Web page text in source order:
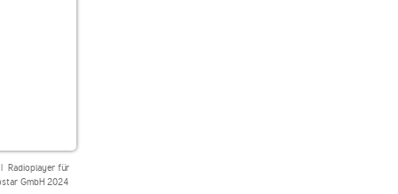
Radioplayer für
GmbH 2024